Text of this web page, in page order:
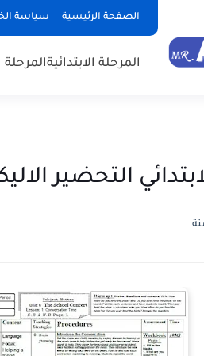
الصفحة الرئيسية سياسة
المرحلة الابتدائيةالمرحلة
التحضير